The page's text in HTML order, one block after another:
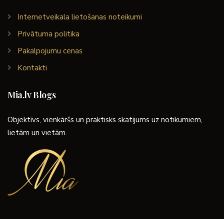
Internetveikala lietošanas noteikumi
Privātuma politika
Pakalpojumu cenas
Kontakti
Mia.lv Blogs
Objektīvs, vienkāršs un praktisks skatījums uz notikumiem,
lietām un vietām.